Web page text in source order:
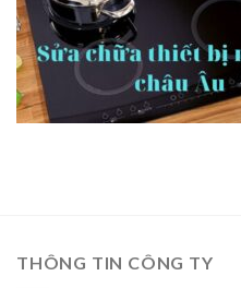
THÔNG TIN CÔNG TY